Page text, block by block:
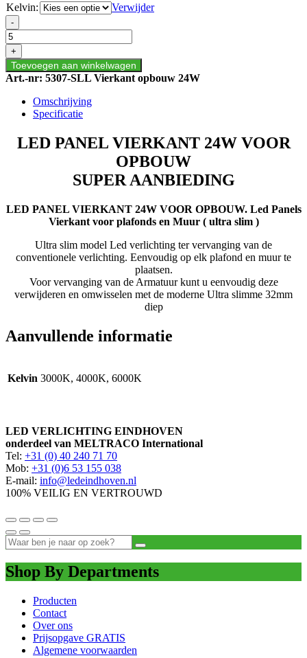
Kelvin:
Verwijder
LED
PANEL
VIERKANT
24W
VOOR
OPBOUW
-
+
Toevoegen aan winkelwagen
Art.-nr: 5307-SLL Vierkant opbouw 24W
Omschrijving
Specificatie
LED PANEL VIERKANT 24W VOOR
OPBOUW
SUPER AANBIEDING
LED PANEL VIERKANT 24W VOOR OPBOUW. Led Panels
Vierkant voor plafonds en Muur ( ultra slim )
Ultra slim model Led verlichting ter vervanging van de
conventionele verlichting. Eenvoudig op elk plafond en muur te
plaatsen.
Voor vervanging van de Armatuur kunt u eenvoudig deze
verwijderen en omwisselen met de moderne Ultra slimme 32mm
diep
Aanvullende informatie
Kelvin 3000K, 4000K, 6000K
LED VERLICHTING EINDHOVEN
onderdeel van MELTRACO International
Tel: +31 (0) 40 240 71 70
Mob: +31 (0)6 53 155 038
E-mail: info@ledeindhoven.nl
100% VEILIG EN VERTROUWD
Shop By Departments
Producten
Contact
Over ons
Prijsopgave GRATIS
Algemene voorwaarden